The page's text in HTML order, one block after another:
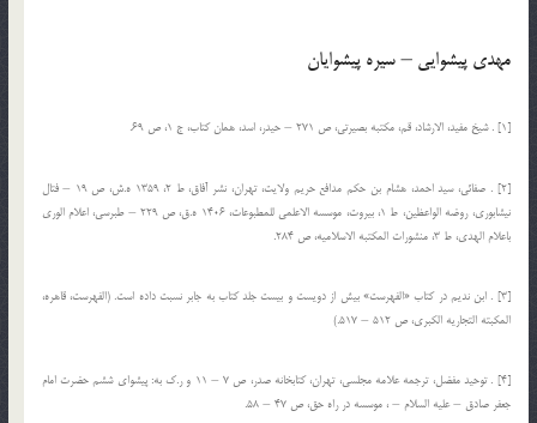
مهدي پيشوايي – سيره پيشوايان
[1] . شیخ مفید، الارشاد، قم، مكتبه بصیرتی، ص 271 – حیدر، اسد، همان كتاب، ج 1، ص 69.
[2] . صفائی، سید احمد، هشام بن حكم مدافع حریم ولایت، تهران، نشر آفاق، ط 2، 1359 ه.ش، ص 19 – فتال
نیشابوری، روضه الواعظین، ط 1، بیروت، موسسه الاعلمی للمطبوعات، 1406 ه.ق، ص 229 – طبرسی، اعلام الوری
باعلام الهدی، ط 3، منشورات المكتبه الاسلامیه، ص 284.
[3] . ابن ندیم در كتاب «الفهرست» بیش از دویست و بیست جلد كتاب به جابر نسبت داده است. (الفهرست، قاهره،
المكبته التجاریه الكبری، ص 512 – 517.)
[4] . توحید مفضل، ترجمه علامه مجلسی، تهران، كتابخانه صدر، ص 7 – 11 و ر.ك به: پیشوای ششم حضرت امام
جعفر صادق – علیه السلام – ، موسسه در راه حق، ص 47 – 58.